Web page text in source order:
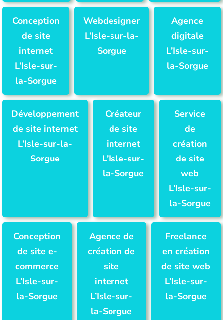
Conception
de site
internet
L’Isle-sur-
la-Sorgue
Webdesigner
L’Isle-sur-la-
Sorgue
Agence
digitale
L’Isle-sur-
la-Sorgue
Développement
de site internet
L’Isle-sur-la-
Sorgue
Créateur
de site
internet
L’Isle-sur-
la-Sorgue
Service
de
création
de site
web
L’Isle-sur-
la-Sorgue
Conception
de site e-
commerce
L’Isle-sur-
la-Sorgue
Agence de
création de
site
internet
L’Isle-sur-
la-Sorgue
Freelance
en création
de site web
L’Isle-sur-
la-Sorgue